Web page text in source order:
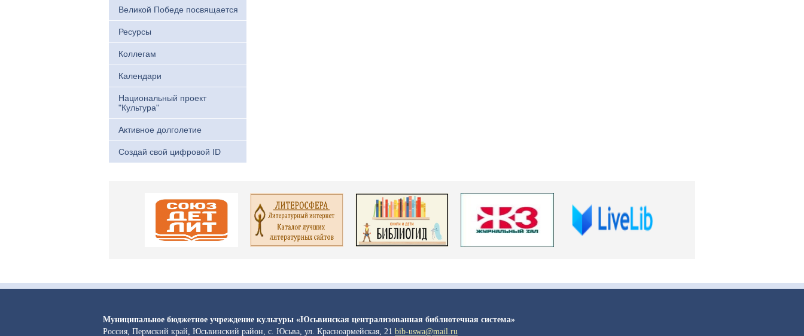
Великой Победе посвящается
Ресурсы
Коллегам
Календари
Национальный проект
"Культура"
Активное долголетие
Создай свой цифровой ID
Муниципальное бюджетное учреждение культуры «Юсьвинская централизованная библиотечная система»
Россия, Пермский край, Юсьвинский район, с. Юсьва, ул. Красноармейская, 21 bib-uswa@mail.ru